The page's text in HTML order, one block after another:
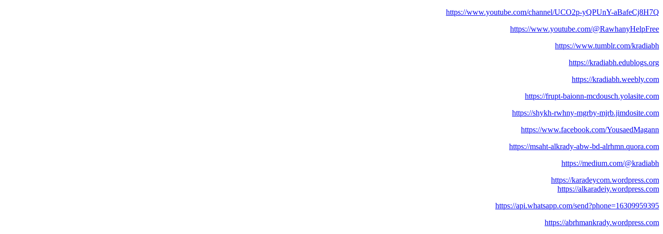
https://www.youtube.com/channel/UCO2p-yQPUnY-aBafeCj8H7Q
https://www.youtube.com/@RawhanyHelpFree
https://www.tumblr.com/kradiabh
https://kradiabh.edublogs.org
https://kradiabh.weebly.com
https://frupt-baionn-mcdousch.yolasite.com
https://shykh-rwhny-mgrby-mjrb.jimdosite.com
https://www.facebook.com/YousaedMagann
https://msaht-alkrady-abw-bd-alrhmn.quora.com
https://medium.com/@kradiabh
https://karadeycom.wordpress.com
https://alkaradeiy.wordpress.com
https://api.whatsapp.com/send?phone=16309959395
https://abrhmankrady.wordpress.com